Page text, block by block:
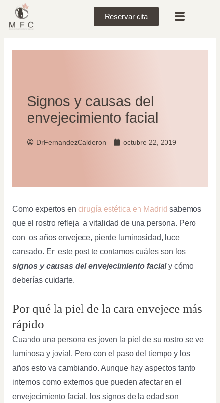
Reservar cita
Signos y causas del
envejecimiento facial
DrFernandezCalderon octubre 22, 2019
Como expertos en cirugía estética en Madrid sabemos
que el rostro refleja la vitalidad de una persona. Pero
con los años envejece, pierde luminosidad, luce
cansado. En este post te contamos cuáles son los
signos y causas del envejecimiento facialy cómo
deberías cuidarte.
Por qué la piel de la cara envejece más
rápido
Cuando una persona es joven la piel de su rostro se ve
luminosa y jovial. Pero con el paso del tiempo y los
años esto va cambiando. Aunque hay aspectos tanto
internos como externos que pueden afectar en el
envejecimiento facial, los signos de la edad son